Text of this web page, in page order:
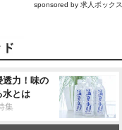
sponsored by 求人ボックス
透力！味の
水とは
集